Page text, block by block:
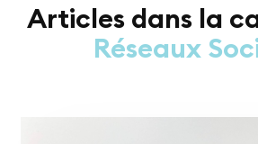
Articles dans la
Réseaux